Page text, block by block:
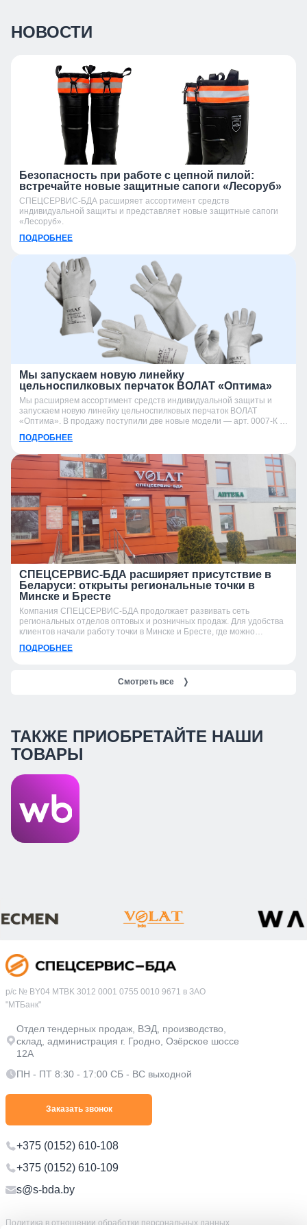
НОВОСТИ
Безопасность при работе с цепной пилой:
встречайте новые защитные сапоги «Лесоруб»
СПЕЦСЕРВИС-БДА расширяет ассортимент средств
индивидуальной защиты и представляет новые защитные сапоги
«Лесоруб».
ПОДРОБНЕЕ
Мы запускаем новую линейку
цельноспилковых перчаток ВОЛАТ «Оптима»
Мы расширяем ассортимент средств индивидуальной защиты и
запускаем новую линейку цельноспилковых перчаток ВОЛАТ
«Оптима». В продажу поступили две новые модели — арт. 0007-К и
ПОДРОБНЕЕ
СПЕЦСЕРВИС-БДА расширяет присутствие в
Беларуси: открыты региональные точки в
Минске и Бресте
Компания СПЕЦСЕРВИС-БДА продолжает развивать сеть
региональных отделов оптовых и розничных продаж. Для удобства
клиентов начали работу точки в Минске и Бресте, где можно
ПОДРОБНЕЕ
Смотреть все ❭
ТАКЖЕ ПРИОБРЕТАЙТЕ НАШИ
ТОВАРЫ
р/с № BY04 MTBK 3012 0001 0755 0010 9671 в ЗАО
"МТБанк"
Отдел тендерных продаж, ВЭД, производство,
склад, администрация г. Гродно, Озёрское шоссе
12А
ПН - ПТ 8:30 - 17:00 СБ - ВС выходной
Заказать звонок
+375 (0152) 610-108
+375 (0152) 610-109
s@s-bda.by
Политика в отношении обработки персональных данных